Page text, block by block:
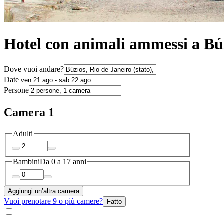
Hotel con animali ammessi a
Dove vuoi andare?
Date
Persone
Camera 1
Adulti
BambiniDa 0 a 17 anni
Aggiungi un’altra camera
Vuoi prenotare 9 o più camere? Fatto